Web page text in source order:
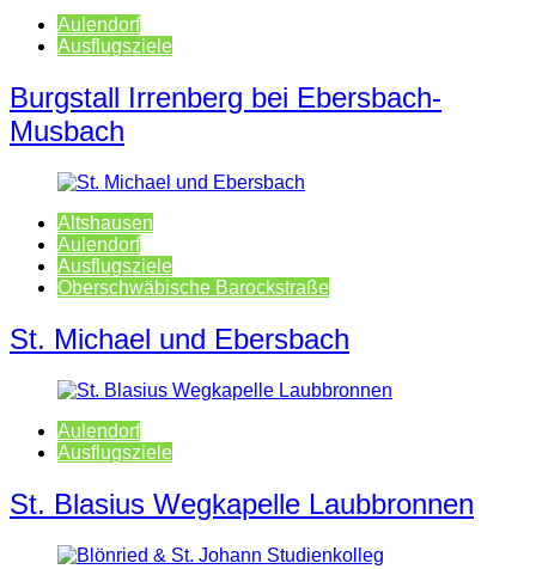
Aulendorf
Ausflugsziele
Burgstall Irrenberg bei Ebersbach-
Musbach
Altshausen
Aulendorf
Ausflugsziele
Oberschwäbische Barockstraße
St. Michael und Ebersbach
Aulendorf
Ausflugsziele
St. Blasius Wegkapelle Laubbronnen